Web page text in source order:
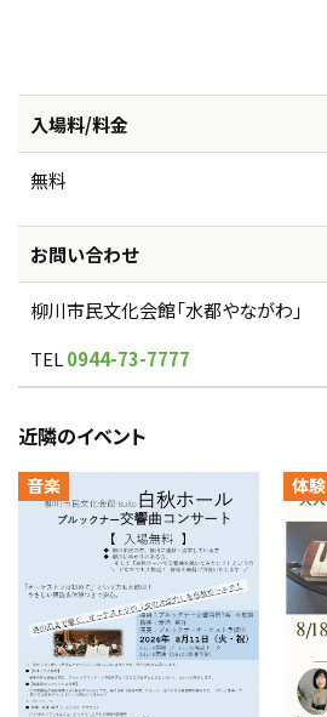
入場料/料金
無料
お問い合わせ
柳川市民文化会館「水都やながわ」
TEL0944-73-7777
近隣のイベント
音楽 体験